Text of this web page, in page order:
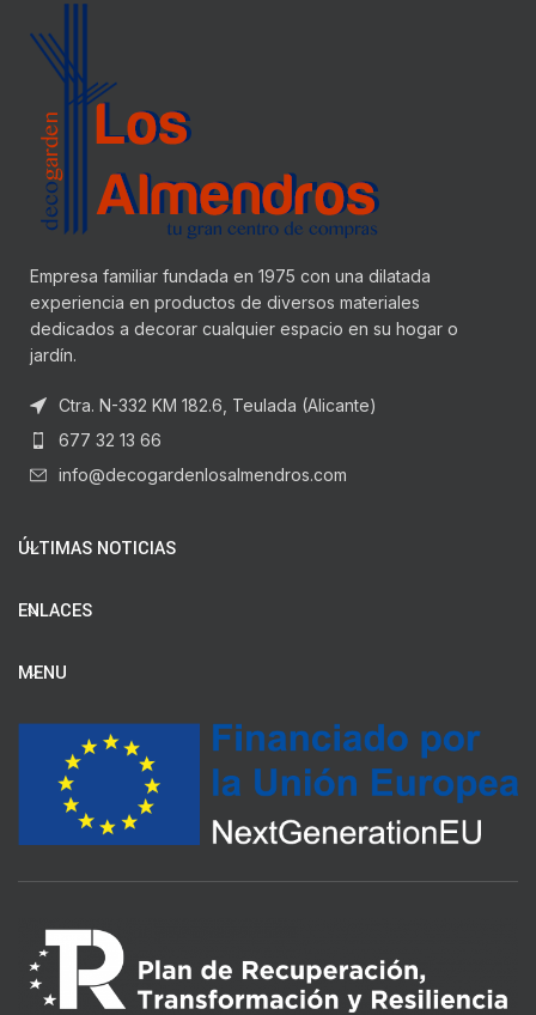
Empresa familiar fundada en 1975 con una dilatada
experiencia en productos de diversos materiales
dedicados a decorar cualquier espacio en su hogar o
jardín.
Ctra. N-332 KM 182.6, Teulada (Alicante)
677 32 13 66
info@decogardenlosalmendros.com
ÚLTIMAS NOTICIAS
ENLACES
MENU